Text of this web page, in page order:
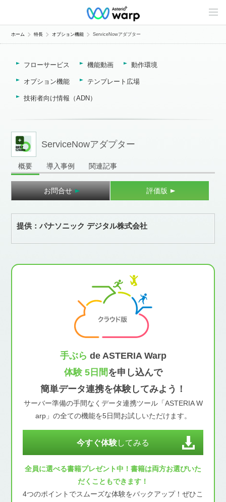
C
n
e
ホーム 特長 オプション機能 ServiceNowアダプター
フローサービス 機能動画 動作環境
オプション機能 テンプレート広場
技術者向け情報（ADN）
ServiceNowアダプター
概要 導入事例 関連記事
お問合せ 評価版
提供：パナソニック デジタル株式会社
手ぶら de ASTERIA Warp
体験 5日間を申し込んで
簡単データ連携を体験してみよう！
サーバー準備の手間なくデータ連携ツール「ASTERIA W
arp」の全ての機能を5日間お試しいただけます。
今すぐ体験してみる
全員に選べる書籍プレゼント中！書籍は両方お選びいた
だくこともできます！
4つのポイントでスムーズな体験をバックアップ！ぜひこ